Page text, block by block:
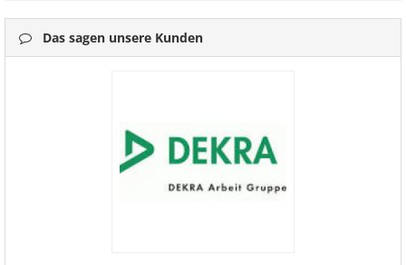
Das sagen unsere Kunden